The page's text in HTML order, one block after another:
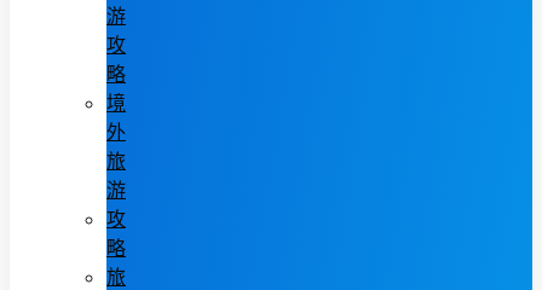
游
攻
略
境
外
旅
游
攻
略
旅